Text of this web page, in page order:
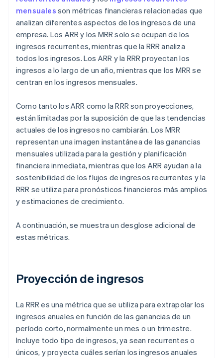
mensuales son métricas financieras relacionadas que
analizan diferentes aspectos de los ingresos de una
empresa. Los ARR y los MRR solo se ocupan de los
ingresos recurrentes, mientras que la RRR analiza
todos los ingresos. Los ARR y la RRR proyectan los
ingresos a lo largo de un año, mientras que los MRR se
centran en los ingresos mensuales.
Como tanto los ARR como la RRR son proyecciones,
están limitadas por la suposición de que las tendencias
actuales de los ingresos no cambiarán. Los MRR
representan una imagen instantánea de las ganancias
mensuales utilizada para la gestión y planificación
financiera inmediata, mientras que los ARR ayudan a la
sostenibilidad de los flujos de ingresos recurrentes y la
RRR se utiliza para pronósticos financieros más amplios
y estimaciones de crecimiento.
A continuación, se muestra un desglose adicional de
estas métricas.
Proyección de ingresos
La RRR es una métrica que se utiliza para extrapolar los
ingresos anuales en función de las ganancias de un
período corto, normalmente un mes o un trimestre.
Incluye todo tipo de ingresos, ya sean recurrentes o
únicos, y proyecta cuáles serían los ingresos anuales